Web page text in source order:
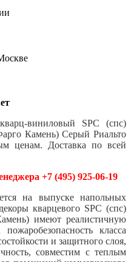
виниловый SPC (спс)
Камень) Серый Риальто
ценам. Доставка по всей
+7 (495) 925-06-19
на выпуске напольных
кварцевого SPC (спс)
имеют реалистичную
класса
и защитного слоя,
совместим с теплым